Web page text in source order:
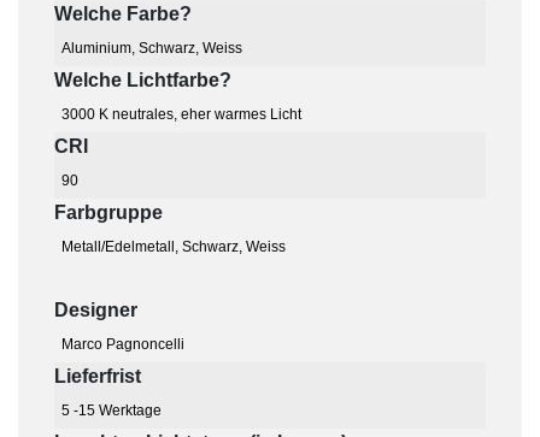
Welche Farbe?
Aluminium, Schwarz, Weiss
Welche Lichtfarbe?
3000 K neutrales, eher warmes Licht
CRI
90
Farbgruppe
Metall/Edelmetall, Schwarz, Weiss
Designer
Marco Pagnoncelli
Lieferfrist
5 -15 Werktage